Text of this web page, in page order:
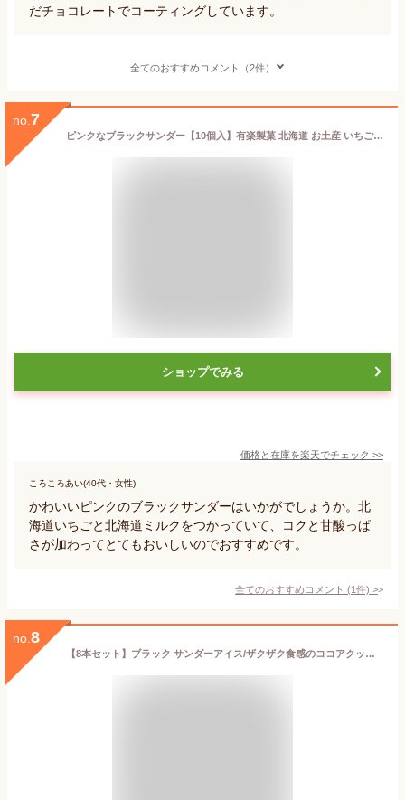
だチョコレートでコーティングしています。
全てのおすすめコメント（2件）
no. 7
ピンクなブラックサンダー【10個入】有楽製菓 北海道 お土産 いちご ミルク チョコ ビスケット ココア クッキー 期間限定 北海道限定 ギフト プレゼント お取り寄せ バレンタイン ホワイトデー
ショップでみる
価格と在庫を楽天でチェック >>
ころころあい(40代・女性)
かわいいピンクのブラックサンダーはいかがでしょうか。北
海道いちごと北海道ミルクをつかっていて、コクと甘酸っぱ
さが加わってとてもおいしいのでおすすめです。
全てのおすすめコメント (1件) >
no. 8
【8本セット】ブラック サンダーアイス/ザクザク食感のココアクッキー＆ビスケット入り チョコバーアイス [AYÉLICEサンクスシール付]